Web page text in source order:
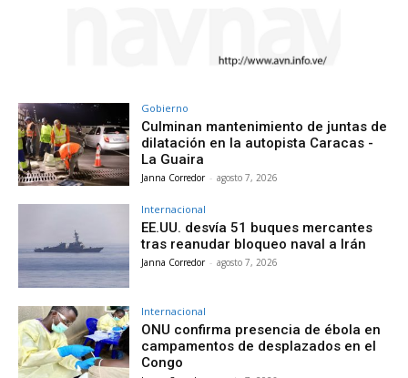
Gobierno
Culminan mantenimiento de juntas de
dilatación en la autopista Caracas -
La Guaira
Janna Corredor - agosto 7, 2026
Internacional
EE.UU. desvía 51 buques mercantes
tras reanudar bloqueo naval a Irán
Janna Corredor - agosto 7, 2026
Internacional
ONU confirma presencia de ébola en
campamentos de desplazados en el
Congo